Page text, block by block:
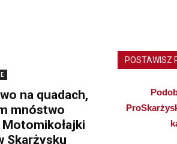
na quadach,
mnóstwo
Motomikołajki
Skarżysku
POSTAWISZ